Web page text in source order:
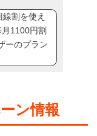
割を使え
1100円割
ーのプラン
ン情報